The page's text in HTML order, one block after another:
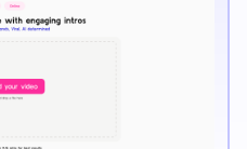
す。